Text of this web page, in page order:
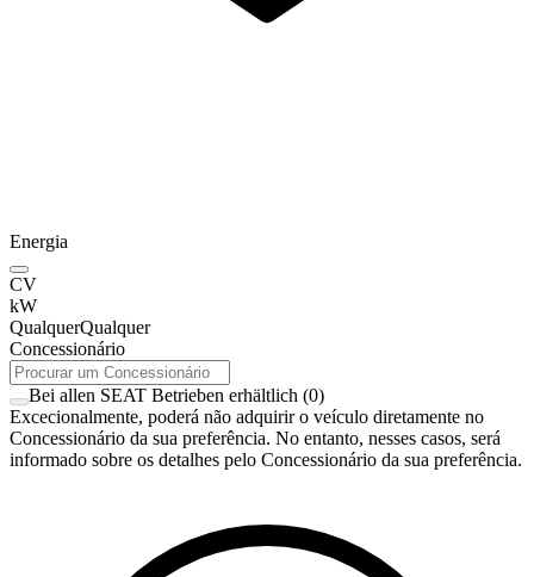
Energia
CV
kW
QualquerQualquer
Concessionário
Bei allen SEAT Betrieben erhältlich (0)
Excecionalmente, poderá não adquirir o veículo diretamente no
Concessionário da sua preferência. No entanto, nesses casos, será
informado sobre os detalhes pelo Concessionário da sua preferência.